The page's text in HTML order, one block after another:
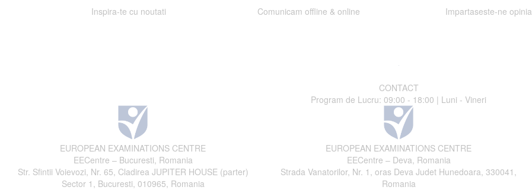
Inspira-te cu noutati Comunicam offline & online Impartaseste-ne opinia
CONTACT
Program de Lucru: 09:00 - 18:00 | Luni - Vineri
EUROPEAN EXAMINATIONS CENTRE
EECentre – Bucuresti, Romania
Str. Sfintii Voievozi, Nr. 65, Cladirea JUPITER HOUSE (parter)
Sector 1, Bucuresti, 010965, Romania
EUROPEAN EXAMINATIONS CENTRE
EECentre – Deva, Romania
Strada Vanatorilor, Nr. 1, oras Deva Judet Hunedoara, 330041,
Romania